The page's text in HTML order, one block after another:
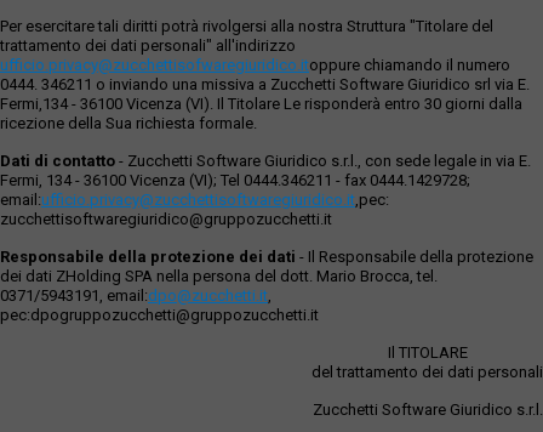
Per esercitare tali diritti potrà rivolgersi alla nostra Struttura "Titolare del
trattamento dei dati personali" all'indirizzo
ufficio.privacy@zucchettisofwaregiuridico.itoppure chiamando il numero
0444. 346211 o inviando una missiva a Zucchetti Software Giuridico srl via E.
Fermi,134 - 36100 Vicenza (VI). Il Titolare Le risponderà entro 30 giorni dalla
ricezione della Sua richiesta formale.
Dati di contatto - Zucchetti Software Giuridico s.r.l., con sede legale in via E.
Fermi, 134 - 36100 Vicenza (VI); Tel 0444.346211 - fax 0444.1429728;
email:ufficio.privacy@zucchettisoftwaregiuridico.it,pec:
zucchettisoftwaregiuridico@gruppozucchetti.it
Responsabile della protezione dei dati - Il Responsabile della protezione
dei dati ZHolding SPA nella persona del dott. Mario Brocca, tel.
0371/5943191, email:dpo@zucchetti.it,
pec:dpogruppozucchetti@gruppozucchetti.it
Il TITOLARE
del trattamento dei dati personali
Zucchetti Software Giuridico s.r.l.